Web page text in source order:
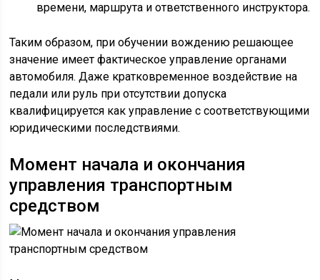
времени, маршрута и ответственного инструктора.
Таким образом, при обучении вождению решающее
значение имеет фактическое управление органами
автомобиля. Даже кратковременное воздействие на
педали или руль при отсутствии допуска
квалифицируется как управление с соответствующими
юридическими последствиями.
Момент начала и окончания
управления транспортным
средством